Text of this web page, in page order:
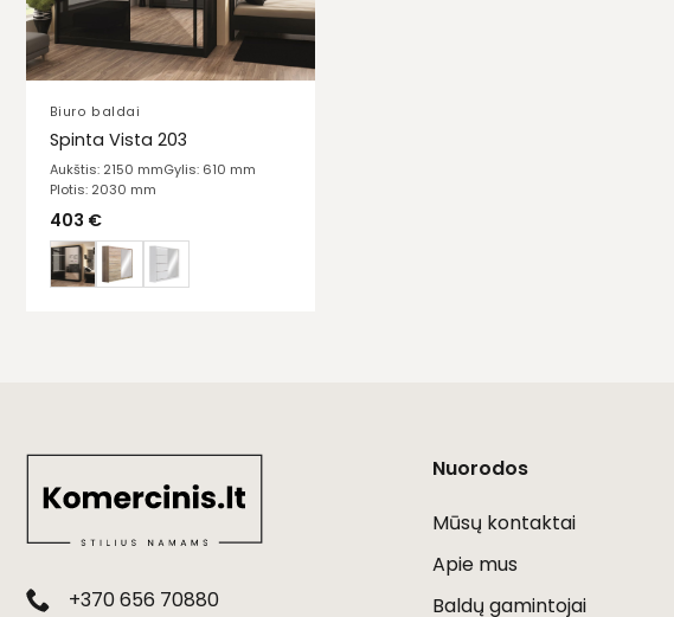
Biuro baldai
Spinta Vista 203
Aukštis: 2150 mmGylis: 610 mm
Plotis: 2030 mm
403 €
+370 656 70880
Nuorodos
Mūsų kontaktai
Apie mus
Baldų gamintojai